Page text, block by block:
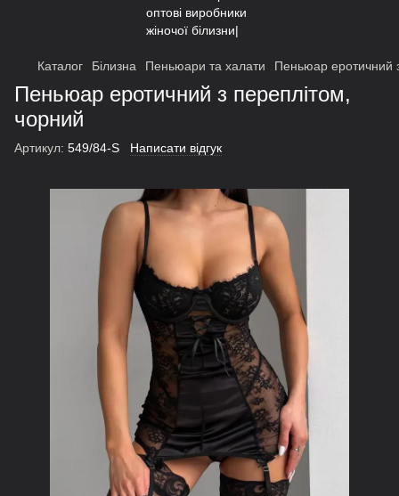
Каталог Білизна Пеньюари та халати Пеньюар еротичний
Пеньюар еротичний з переплітом,
чорний
Артикул: 549/84-S Написати відгук